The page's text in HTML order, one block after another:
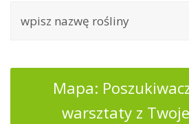
Mapa:
warsztaty z